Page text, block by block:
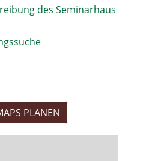
des Seminarhaus
PLANEN